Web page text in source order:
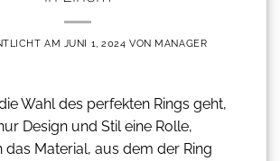
um die Wahl des perfekten Rings
nicht nur Design und Stil [...]
AM JUNI 1, 2024 VON MANAGER
Wahl des perfekten Rings geht,
Design und Stil eine Rolle,
Material, aus dem der Ring